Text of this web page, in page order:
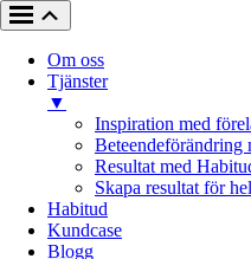
Om oss
Tjänster
▼
Inspiration med
Resultat med
Skapa resultat för
Habitud
Kundcase
Blogg